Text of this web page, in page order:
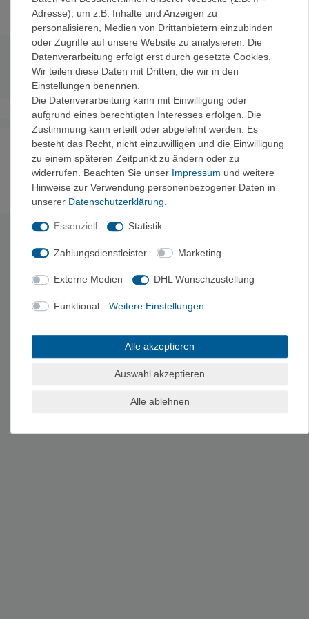
Technische Daten
Noch sind keine Bewertungen vorhanden.
Es erfolgt keine Prüfung auf Echtheit der Bewertungen.
HERSTELLERINFORMATIONEN
Insbruck, Österreich, info@blackdiamond.eu
Adresse), um z.B. Inhalte und Anzeigen zu
personalisieren, Medien von Drittanbietern einzubinden
oder Zugriffe auf unsere Website zu analysieren. Die
Datenverarbeitung erfolgt erst durch gesetzte Cookies.
Wir teilen diese Daten mit Dritten, die wir in den
Einstellungen benennen.
Die Datenverarbeitung kann mit Einwilligung oder
aufgrund eines berechtigten Interesses erfolgen. Die
Zustimmung kann erteilt oder abgelehnt werden. Es
besteht das Recht, nicht einzuwilligen und die Einwilligung
zu einem späteren Zeitpunkt zu ändern oder zu
widerrufen. Beachten Sie unser Impressum und weitere
Hinweise zur Verwendung personenbezogener Daten in
unserer Daten­schutz­erklärung.
Essenziell Statistik
Zahlungsdienstleister Marketing
Externe Medien DHL Wunschzustellung
Funktional Weitere Einstellungen
Alle akzeptieren
Auswahl akzeptieren
Alle ablehnen